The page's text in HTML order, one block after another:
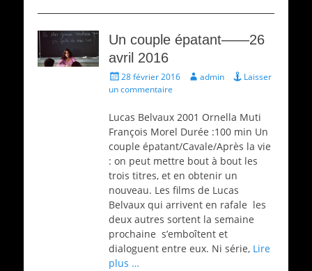
Un couple épatant——26
avril 2016
Écrit
le
28 février 2016 Auteur
admin
Laisser
un commentaire
Lucas Belvaux 2001 Ornella Muti
François Morel Durée :100 min Un
couple épatant/Cavale/Après la vie
: on peut mettre bout à bout les
trois titres, et en obtenir un
nouveau. Les films de Lucas
Belvaux qui arrivent en rafale ­ les
deux autres sortent la semaine
prochaine ­ s’emboîtent et
dialoguent entre eux. Ni série, Lire
plus …